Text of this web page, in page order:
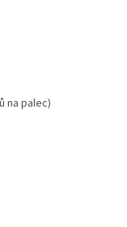
na palec)